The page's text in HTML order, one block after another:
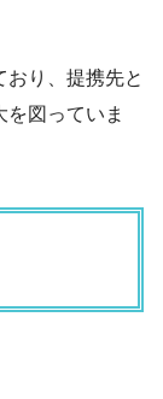
おり、提携先と
図っていま